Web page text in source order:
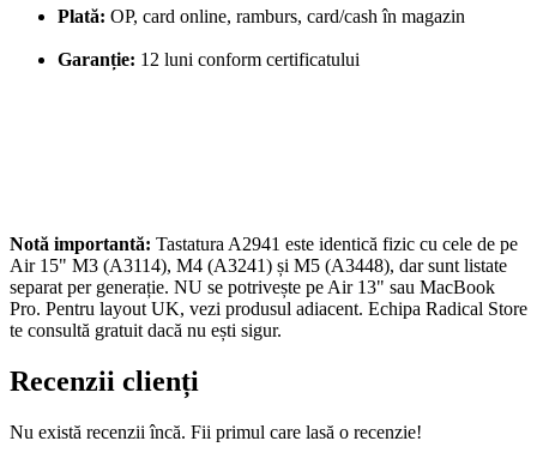
Plată: OP, card online, ramburs, card/cash în magazin
Garanție: 12 luni conform certificatului
Notă importantă: Tastatura A2941 este identică fizic cu cele de pe
Air 15" M3 (A3114), M4 (A3241) și M5 (A3448), dar sunt listate
separat per generație. NU se potrivește pe Air 13" sau MacBook
Pro. Pentru layout UK, vezi produsul adiacent. Echipa Radical Store
te consultă gratuit dacă nu ești sigur.
Recenzii clienți
Nu există recenzii încă. Fii primul care lasă o recenzie!